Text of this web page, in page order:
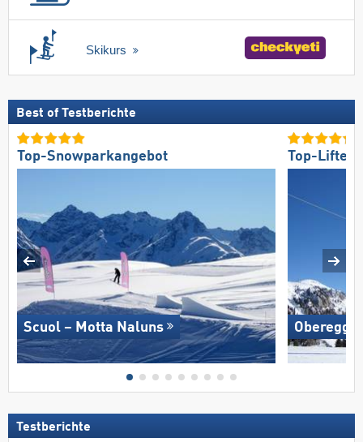
Skikurs
Best of Testberichte
Top-Snowparkangebot
Scuol – Motta Naluns
Top-Lifte/
Testberichte